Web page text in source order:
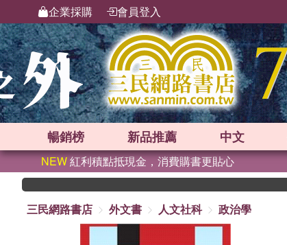
企業採購 會員登入
暢銷榜 新品推薦 中文
NEW紅利積點抵現金，消費購書更貼心
三民網路書店
外文書 人文社科 政治學